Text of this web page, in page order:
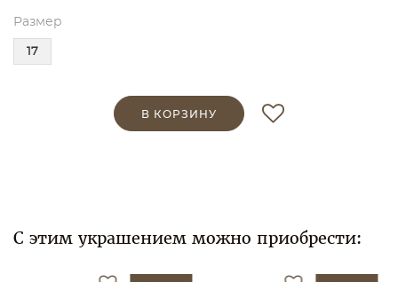
Размер
17
В КОРЗИНУ
С этим украшением можно приобрести: